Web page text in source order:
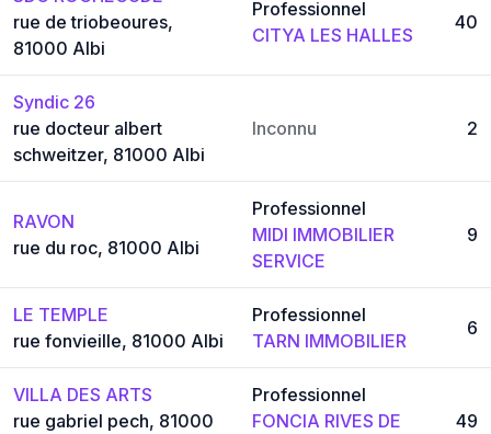
rue de triobeoures,
81000 Albi
Professionnel
CITYA LES HALLES
40
Syndic 26
rue docteur albert
schweitzer, 81000 Albi
Inconnu 2
RAVON
rue du roc, 81000 Albi
Professionnel
MIDI IMMOBILIER
SERVICE
9
LE TEMPLE
rue fonvieille, 81000 Albi
Professionnel
TARN IMMOBILIER
6
VILLA DES ARTS
rue gabriel pech, 81000
Professionnel
FONCIA RIVES DE
49